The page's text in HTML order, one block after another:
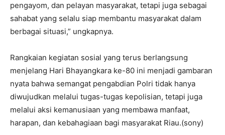
pengayom, dan pelayan masyarakat, tetapi juga sebagai
sahabat yang selalu siap membantu masyarakat dalam
berbagai situasi,” ungkapnya.
Rangkaian kegiatan sosial yang terus berlangsung
menjelang Hari Bhayangkara ke-80 ini menjadi gambaran
nyata bahwa semangat pengabdian Polri tidak hanya
diwujudkan melalui tugas-tugas kepolisian, tetapi juga
melalui aksi kemanusiaan yang membawa manfaat,
harapan, dan kebahagiaan bagi masyarakat Riau.(sony)